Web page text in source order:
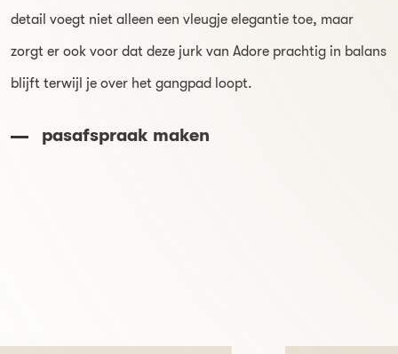
detail voegt niet alleen een vleugje elegantie toe, maar
zorgt er ook voor dat deze jurk van Adore prachtig in balans
blijft terwijl je over het gangpad loopt.
pasafspraak maken